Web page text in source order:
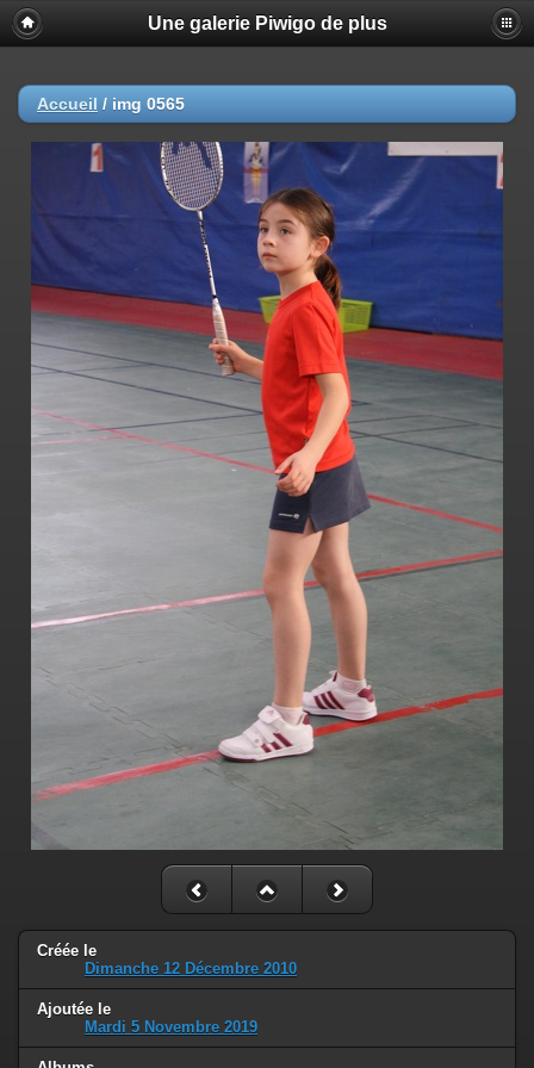
Une galerie Piwigo de plus
Accueil / img 0565
Créée le
Dimanche 12 Décembre 2010
Ajoutée le
Mardi 5 Novembre 2019